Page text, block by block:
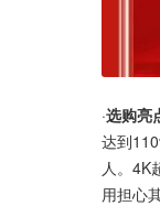
·选购亮
达到
人。4K
用担心